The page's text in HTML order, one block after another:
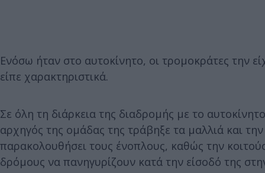
Ενόσω ήταν στο αυτοκίνητο, οι τρομοκράτες την
είπε χαρακτηριστικά.
Σε όλη τη διάρκεια της διαδρομής με το
αρχηγός της ομάδας της τράβηξε τα μαλλιά και
παρακολουθήσει τους ένοπλους, καθώς την
δρόμους να πανηγυρίζουν κατά την είσοδό της